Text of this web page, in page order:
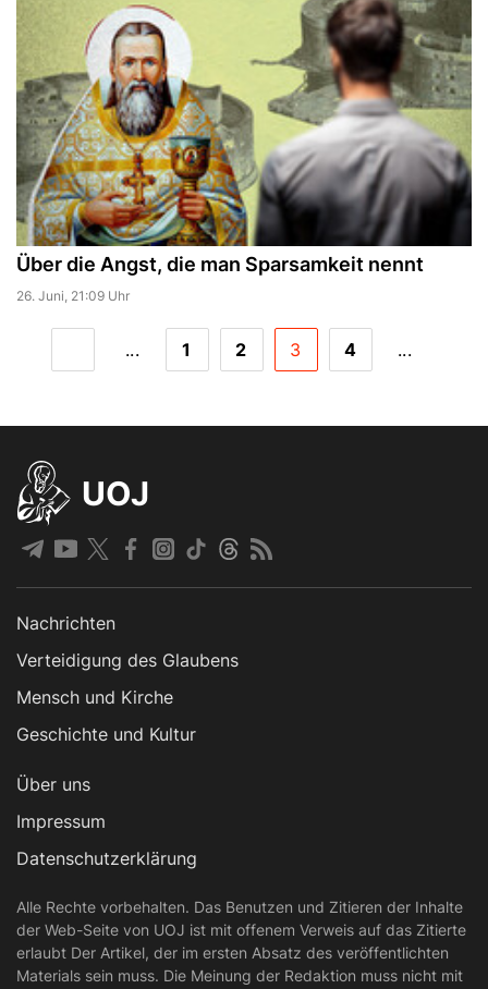
Über die Angst, die man Sparsamkeit nennt
26. Juni, 21:09 Uhr
... 1 2 3 4 ...
UOJ
Nachrichten
Verteidigung des Glaubens
Mensch und Kirche
Geschichte und Kultur
Über uns
Impressum
Datenschutzerklärung
Alle Rechte vorbehalten. Das Benutzen und Zitieren der Inhalte
der Web-Seite von UOJ ist mit offenem Verweis auf das Zitierte
erlaubt Der Artikel, der im ersten Absatz des veröffentlichten
Materials sein muss. Die Meinung der Redaktion muss nicht mit